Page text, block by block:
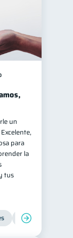
un
para
la
tus
Finanzas para